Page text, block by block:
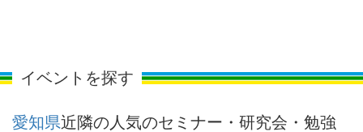
イベントを探す
愛知県近隣の人気のセミナー・研究会・勉強